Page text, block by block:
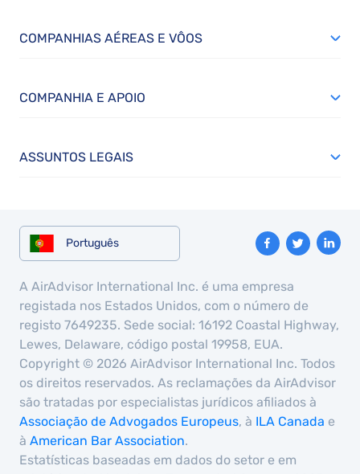
COMPANHIAS AÉREAS E VÔOS
COMPANHIA E APOIO
ASSUNTOS LEGAIS
Português
A AirAdvisor International Inc. é uma empresa
registada nos Estados Unidos, com o número de
registo 7649235. Sede social: 16192 Coastal Highway,
Lewes, Delaware, código postal 19958, EUA.
Copyright © 2026 AirAdvisor International Inc. Todos
os direitos reservados. As reclamações da AirAdvisor
são tratadas por especialistas jurídicos afiliados à
Associação de Advogados Europeus, à ILA Canada e
à American Bar Association.
Estatísticas baseadas em dados do setor e em